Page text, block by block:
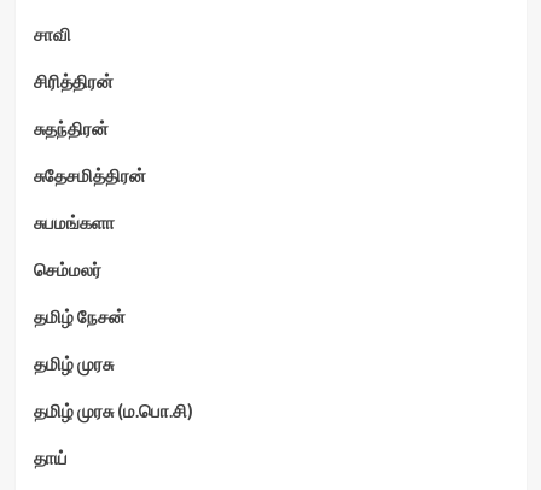
சாவி
சிரித்திரன்
சுதந்திரன்
சுதேசமித்திரன்
சுபமங்களா
செம்மலர்
தமிழ் நேசன்
தமிழ் முரசு
தமிழ் முரசு (ம.பொ.சி)
தாய்